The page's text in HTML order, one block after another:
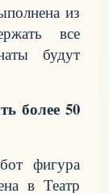
из
все
будут
более 50
фигура
в Театр